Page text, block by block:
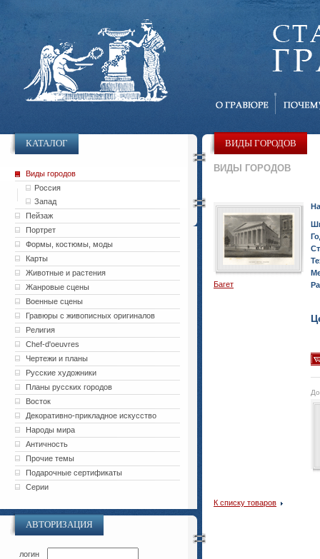
КАТАЛОГ
Виды городов
Россия
Запад
Пейзаж
Портрет
Формы, костюмы, моды
Карты
Животные и растения
Жанровые сцены
Военные сцены
Гравюры с живописных оригиналов
Религия
Chef-d'oeuvres
Чертежи и планы
Русские художники
Планы русских городов
Восток
Декоративно-прикладное искусство
Народы мира
Античность
Прочие темы
Подарочные сертификаты
Серии
АВТОРИЗАЦИЯ
логин
ВИДЫ ГОРОДОВ
ВИДЫ ГОРОДОВ
Багет
К списку товаров